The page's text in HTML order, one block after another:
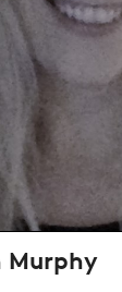
Murphy